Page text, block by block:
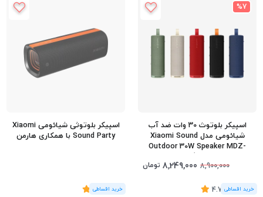
%7
اسپیکر بلوتوث 30 وات ضد آب
شیائومی مدل Xiaomi Sound
Outdoor 30W Speaker MDZ-
8,900,000
8,249,000 تومان
(15
رای)
4.73
اسپیکر بلوتوثی شیائومی Xiaomi
Sound Party با همکاری هارمن
(4 رای)
5